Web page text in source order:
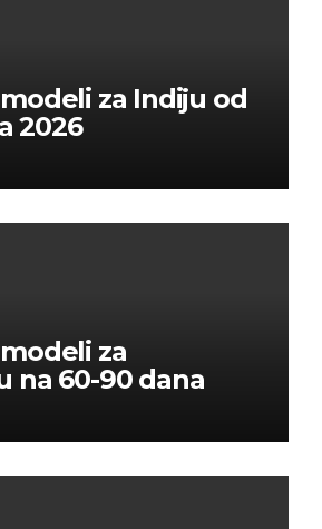
za Indiju od
2026
za
na 60-90 dana